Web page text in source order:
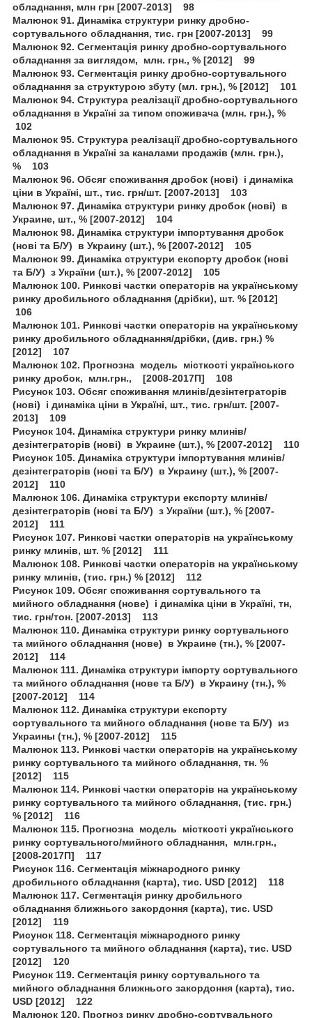
обладнання, млн грн [2007-2013] 98
Малюнок 91. Динаміка структури ринку дробно-
сортувального обладнання, тис. грн [2007-2013] 99
Малюнок 92. Сегментація ринку дробно-сортувального
обладнання за виглядом, млн. грн., % [2012] 99
Малюнок 93. Сегментація ринку дробно-сортувального
обладнання за структурою збуту (мл. грн.), % [2012] 101
Малюнок 94. Структура реалізації дробно-сортувального
обладнання в Україні за типом споживача (млн. грн.), %
102
Малюнок 95. Структура реалізації дробно-сортувального
обладнання в Україні за каналами продажів (млн. грн.),
% 103
Малюнок 96. Обсяг споживання дробок (нові) і динаміка
ціни в Україні, шт., тис. грн/шт. [2007-2013] 103
Малюнок 97. Динаміка структури ринку дробок (нові) в
Украине, шт., % [2007-2012] 104
Малюнок 98. Динаміка структури імпортування дробок
(нові та Б/У) в Украину (шт.), % [2007-2012] 105
Малюнок 99. Динаміка структури експорту дробок (нові
та Б/У) з України (шт.), % [2007-2012] 105
Малюнок 100. Ринкові частки операторів на українському
ринку дробильного обладнання (дрібки), шт. % [2012]
106
Малюнок 101. Ринкові частки операторів на українському
ринку дробильного обладнання/дрібки, (див. грн.) %
[2012] 107
Малюнок 102. Прогнозна модель місткості українського
ринку дробок, млн.грн., [2008-2017П] 108
Рисунок 103. Обсяг споживання млинів/дезінтеграторів
(нові) і динаміка ціни в Україні, шт., тис. грн/шт. [2007-
2013] 109
Рисунок 104. Динаміка структури ринку млинів/
дезінтеграторів (нові) в Украине (шт.), % [2007-2012] 110
Рисунок 105. Динаміка структури імпортування млинів/
дезінтеграторів (нові та Б/У) в Украину (шт.), % [2007-
2012] 110
Малюнок 106. Динаміка структури експорту млинів/
дезінтеграторів (нові та Б/У) з України (шт.), % [2007-
2012] 111
Рисунок 107. Ринкові частки операторів на українському
ринку млинів, шт. % [2012] 111
Малюнок 108. Ринкові частки операторів на українському
ринку млинів, (тис. грн.) % [2012] 112
Рисунок 109. Обсяг споживання сортувального та
мийного обладнання (нове) і динаміка ціни в Україні, тн,
тис. грн/тон. [2007-2013] 113
Малюнок 110. Динаміка структури ринку сортувального
та мийного обладнання (нове) в Украине (тн.), % [2007-
2012] 114
Малюнок 111. Динаміка структури імпорту сортувального
та мийного обладнання (нове та Б/У) в Украину (тн.), %
[2007-2012] 114
Малюнок 112. Динаміка структури експорту
сортувального та мийного обладнання (нове та Б/У) из
Украины (тн.), % [2007-2012] 115
Малюнок 113. Ринкові частки операторів на українському
ринку сортувального та мийного обладнання, тн. %
[2012] 115
Малюнок 114. Ринкові частки операторів на українському
ринку сортувального та мийного обладнання, (тис. грн.)
% [2012] 116
Малюнок 115. Прогнозна модель місткості українського
ринку сортувального/мийного обладнання, млн.грн.,
[2008-2017П] 117
Рисунок 116. Сегментація міжнародного ринку
дробильного обладнання (карта), тис. USD [2012] 118
Малюнок 117. Сегментація ринку дробильного
обладнання ближнього закордоння (карта), тис. USD
[2012] 119
Рисунок 118. Сегментація міжнародного ринку
сортувального та мийного обладнання (карта), тис. USD
[2012] 120
Рисунок 119. Сегментація ринку сортувального та
мийного обладнання ближнього закордоння (карта), тис.
USD [2012] 122
Малюнок 120. Прогноз ринку дробно-сортувального